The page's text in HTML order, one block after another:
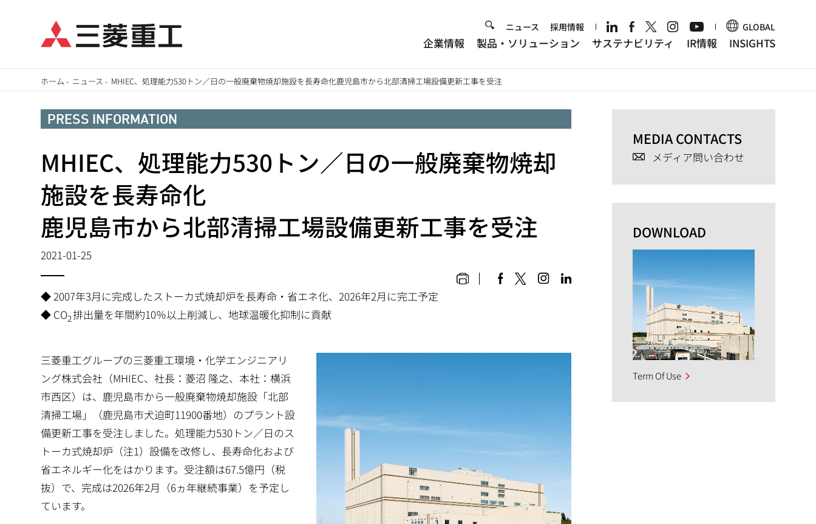
イ
Header
ニュース 採用情報 GLOBAL
企業情報 製品・ソリューション サステナビリティ IR情報 INSIGHTS
ホーム - ニュース - MHIEC、処理能力530トン／日の一般廃棄物焼却施設を長寿命化鹿児島市から北部清掃工場設備更新工事を受注
PRESS INFORMATION
MHIEC、処理能力530トン／日の一般廃棄物焼却
施設を長寿命化
鹿児島市から北部清掃工場設備更新工事を受注
2021-01-25
◆ 2007年3月に完成したストーカ式焼却炉を長寿命・省エネ化、2026年2月に完工予定
◆ CO2排出量を年間約10％以上削減し、地球温暖化抑制に貢献
三菱重工グループの三菱重工環境・化学エンジニアリ
ング株式会社（MHIEC、社長：菱沼 隆之、本社：横浜
市西区）は、鹿児島市から一般廃棄物焼却施設「北部
清掃工場」（鹿児島市犬迫町11900番地）のプラント設
備更新工事を受注しました。処理能力530トン／日のス
トーカ式焼却炉（注1）設備を改修し、長寿命化および
省エネルギー化をはかります。受注額は67.5億円（税
抜）で、完成は2026年2月（6ヵ年継続事業）を予定し
ています。
MEDIA CONTACTS
メディア問い合わせ
DOWNLOAD
Term Of Use